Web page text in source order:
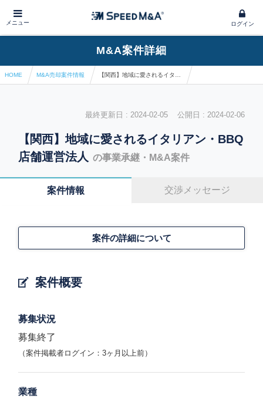
メニュー ログイン
M&A案件詳細
HOME M&A売却案件情報
最終更新日 : 2024-02-05 公開日 : 2024-02-06
【関西】地域に愛されるイタリアン・BBQ
店舗運営法人
の事業承継・M&A案件
案件情報 交渉メッセージ
案件概要
案件の詳細について
募集状況
募集終了
（案件掲載者ログイン：3ヶ月以上前）
業種